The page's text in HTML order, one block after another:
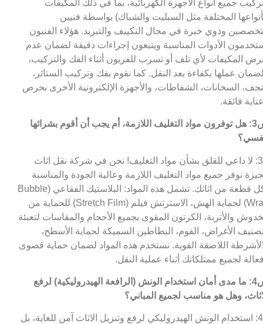
جميع أنواع الأجهزة الكهربائية، بما في ذلك المكيفات
المختلفة مثل السبليت والشباك) بواسطة فنيين
وذوي خبرة في مجال التكييف والتبريد. هؤلاء الفنيون
الأدوات المناسبة ويتبعون إجراءات دقيقة لضمان عدم
المكيفات لأي تلف أو تسرب للفريون أثناء الفك والتركيب،
عملها بكفاءة بعد النقل. كما نقوم بفك وتركيب الستائر،
السخانات، الشفاطات، والأجهزة الإلكترونية الأخرى بحرص
فائقة.
س3: هل توفرون مواد التغليف اللازمة، أم يجب أن أقوم بشرائها
ج3: لا داعي للقلق بشأن مواد التغليف! نحن في شركة نقل اثاث
نوفر جميع مواد التغليف اللازمة وعالية الجودة والمناسبة
لكل قطعة من اثاثك. تشمل هذه المواد: البلاستيك الفقاعي (Bubble
Wrap) لحماية الهش، الاسترتش فيلم (Stretch Film) للحماية من
والأتربة، الكرتون المقوى بجميع الأحجام والمقاسات لتعبئة
الأغراض، الفوم، البطاطين السميكة لحماية الأسطح،
اللاصقة القوية. نستخدم هذه المواد لضمان حماية قصوى
لجميع ممتلكاتك أثناء عملية النقل.
س4: ما مدى أمان استخدام الونش (الرافعة الهيدروليكية) لرفع
وهل هو مناسب لجميع المباني؟
ج4: استخدام الونش الهيدروليكي لرفع وتنزيل الاثاث آمن للغاية، بل